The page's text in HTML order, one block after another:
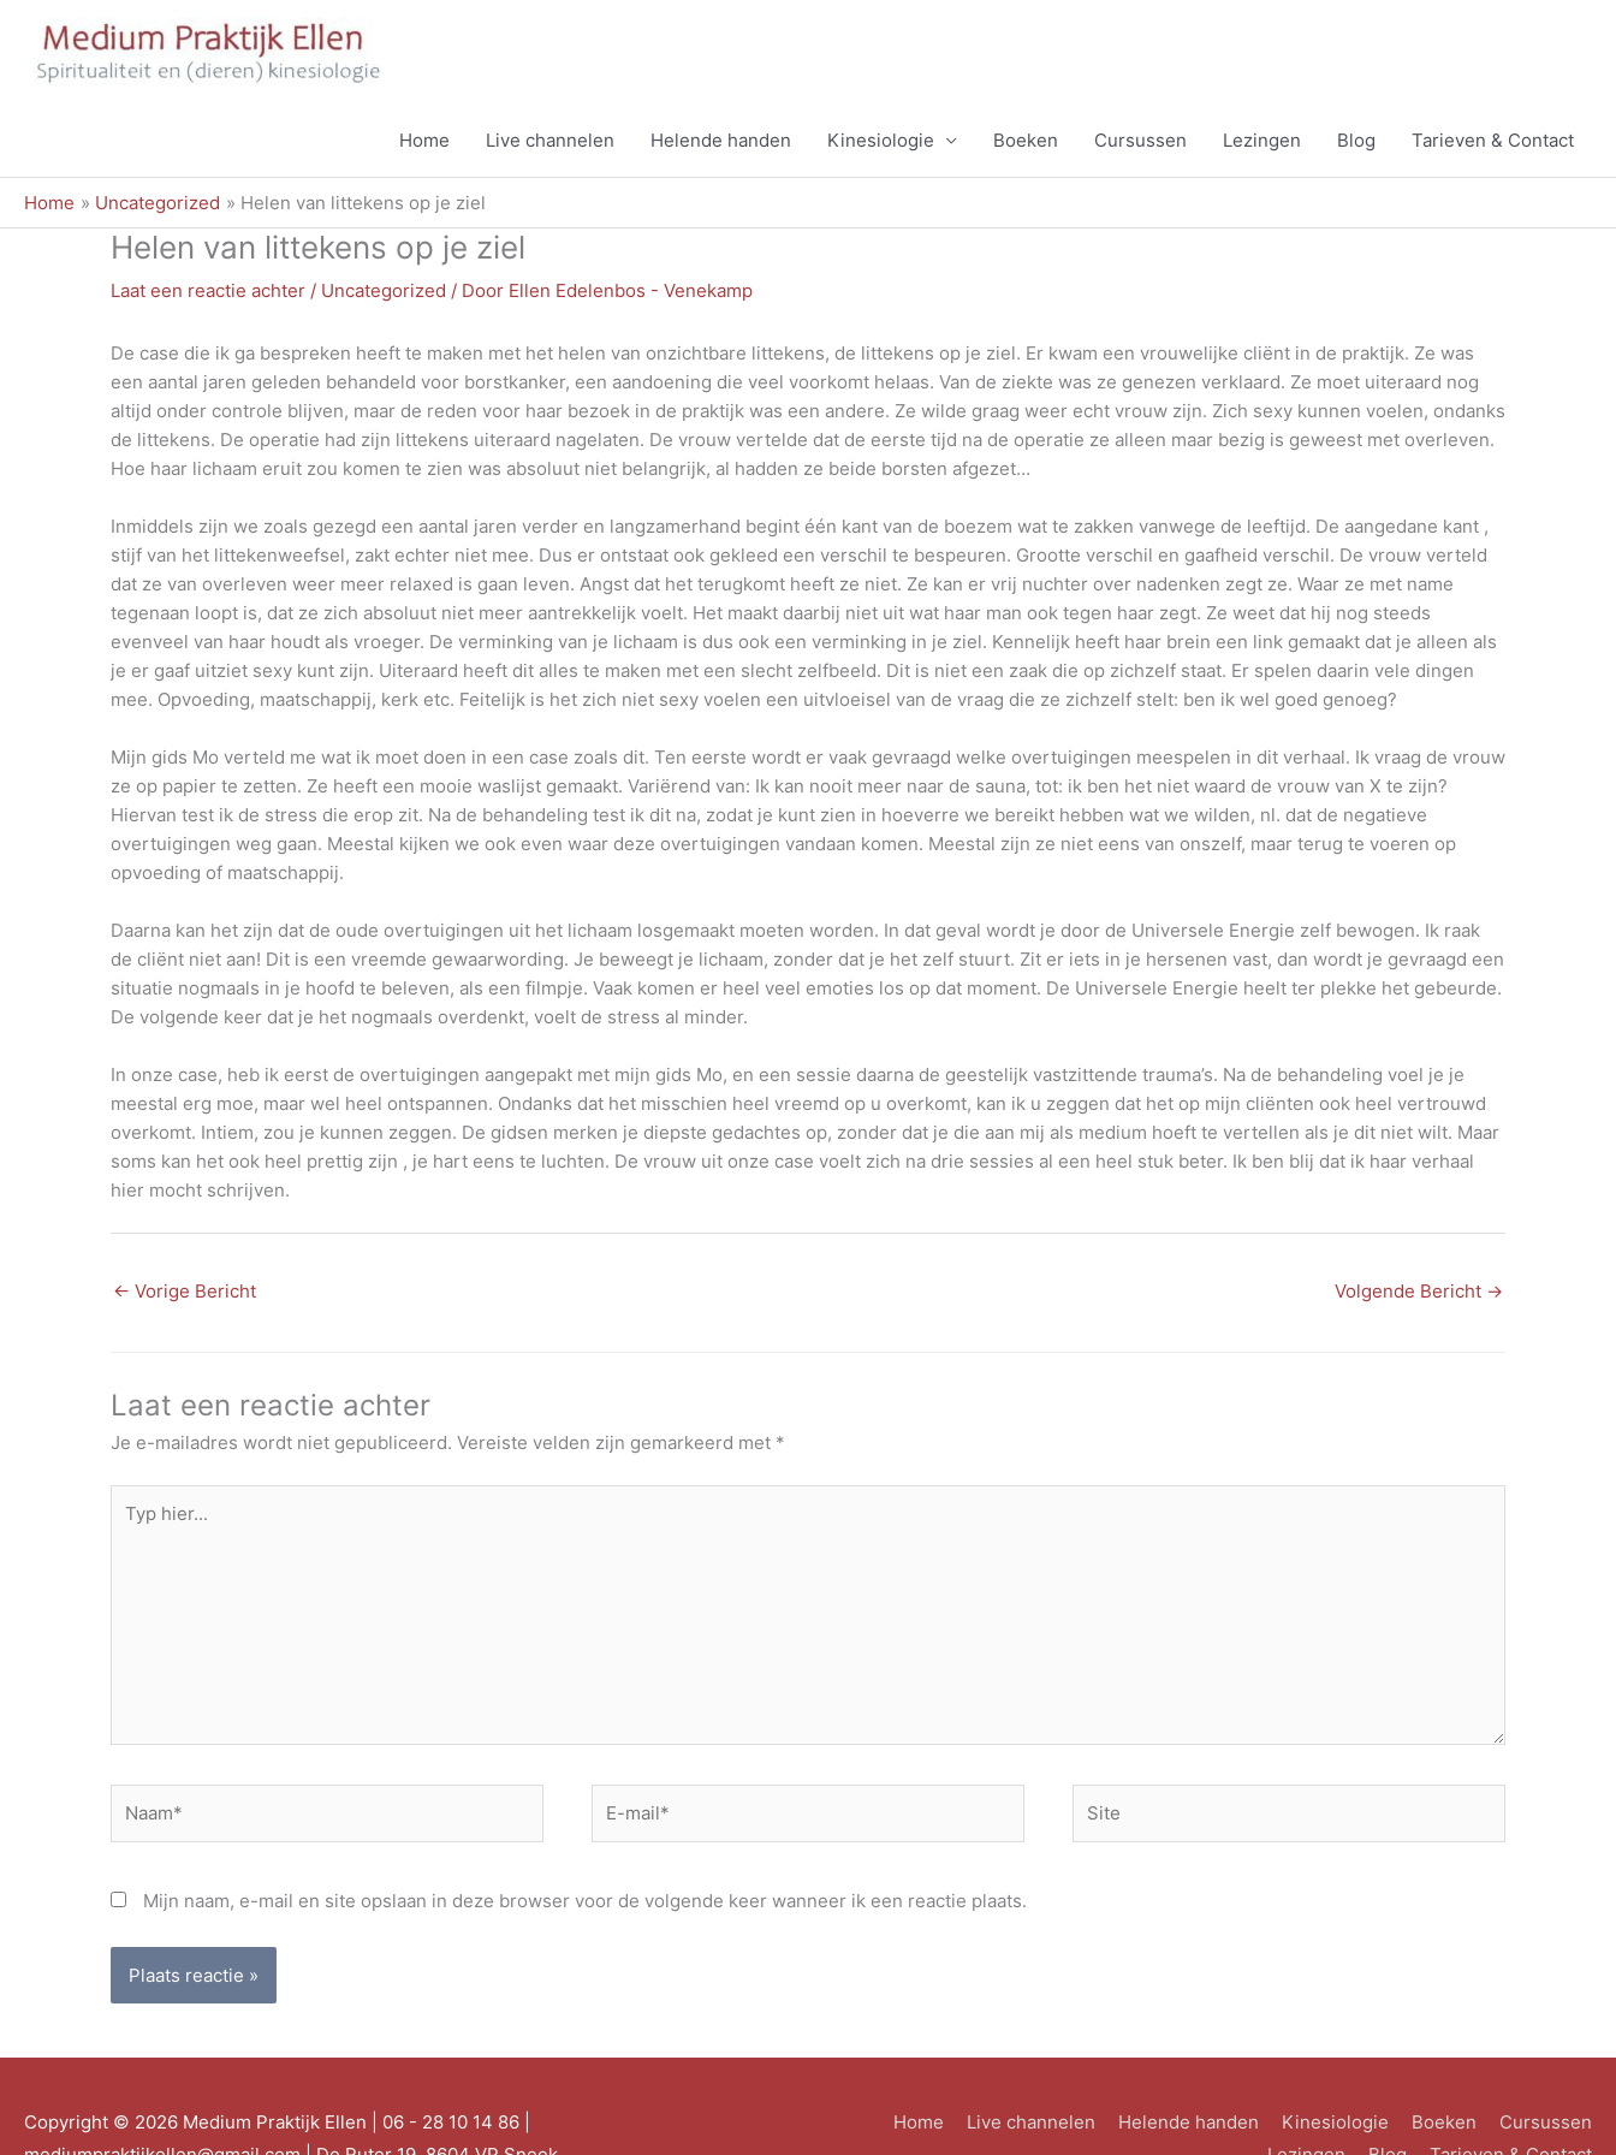
Home
Live channelen Helende handen Kinesiologie Boeken Cursussen Lezingen Blog Tarieven & Contact
Home Uncategorized Helen van littekens op je ziel
Helen van littekens op je ziel
Laat een reactie achter / Uncategorized / Door Ellen Edelenbos - Venekamp
De case die ik ga bespreken heeft te maken met het helen van onzichtbare littekens, de littekens op je ziel. Er kwam een vrouwelijke cliënt in de praktijk. Ze was
een aantal jaren geleden behandeld voor borstkanker, een aandoening die veel voorkomt helaas. Van de ziekte was ze genezen verklaard. Ze moet uiteraard nog
altijd onder controle blijven, maar de reden voor haar bezoek in de praktijk was een andere. Ze wilde graag weer echt vrouw zijn. Zich sexy kunnen voelen, ondanks
de littekens. De operatie had zijn littekens uiteraard nagelaten. De vrouw vertelde dat de eerste tijd na de operatie ze alleen maar bezig is geweest met overleven.
Hoe haar lichaam eruit zou komen te zien was absoluut niet belangrijk, al hadden ze beide borsten afgezet…
Inmiddels zijn we zoals gezegd een aantal jaren verder en langzamerhand begint één kant van de boezem wat te zakken vanwege de leeftijd. De aangedane kant ,
stijf van het littekenweefsel, zakt echter niet mee. Dus er ontstaat ook gekleed een verschil te bespeuren. Grootte verschil en gaafheid verschil. De vrouw verteld
dat ze van overleven weer meer relaxed is gaan leven. Angst dat het terugkomt heeft ze niet. Ze kan er vrij nuchter over nadenken zegt ze. Waar ze met name
tegenaan loopt is, dat ze zich absoluut niet meer aantrekkelijk voelt. Het maakt daarbij niet uit wat haar man ook tegen haar zegt. Ze weet dat hij nog steeds
evenveel van haar houdt als vroeger. De verminking van je lichaam is dus ook een verminking in je ziel. Kennelijk heeft haar brein een link gemaakt dat je alleen als
je er gaaf uitziet sexy kunt zijn. Uiteraard heeft dit alles te maken met een slecht zelfbeeld. Dit is niet een zaak die op zichzelf staat. Er spelen daarin vele dingen
mee. Opvoeding, maatschappij, kerk etc. Feitelijk is het zich niet sexy voelen een uitvloeisel van de vraag die ze zichzelf stelt: ben ik wel goed genoeg?
Mijn gids Mo verteld me wat ik moet doen in een case zoals dit. Ten eerste wordt er vaak gevraagd welke overtuigingen meespelen in dit verhaal. Ik vraag de vrouw
ze op papier te zetten. Ze heeft een mooie waslijst gemaakt. Variërend van: Ik kan nooit meer naar de sauna, tot: ik ben het niet waard de vrouw van X te zijn?
Hiervan test ik de stress die erop zit. Na de behandeling test ik dit na, zodat je kunt zien in hoeverre we bereikt hebben wat we wilden, nl. dat de negatieve
overtuigingen weg gaan. Meestal kijken we ook even waar deze overtuigingen vandaan komen. Meestal zijn ze niet eens van onszelf, maar terug te voeren op
opvoeding of maatschappij.
Daarna kan het zijn dat de oude overtuigingen uit het lichaam losgemaakt moeten worden. In dat geval wordt je door de Universele Energie zelf bewogen. Ik raak
de cliënt niet aan! Dit is een vreemde gewaarwording. Je beweegt je lichaam, zonder dat je het zelf stuurt. Zit er iets in je hersenen vast, dan wordt je gevraagd een
situatie nogmaals in je hoofd te beleven, als een filmpje. Vaak komen er heel veel emoties los op dat moment. De Universele Energie heelt ter plekke het gebeurde.
De volgende keer dat je het nogmaals overdenkt, voelt de stress al minder.
In onze case, heb ik eerst de overtuigingen aangepakt met mijn gids Mo, en een sessie daarna de geestelijk vastzittende trauma’s. Na de behandeling voel je je
meestal erg moe, maar wel heel ontspannen. Ondanks dat het misschien heel vreemd op u overkomt, kan ik u zeggen dat het op mijn cliënten ook heel vertrouwd
overkomt. Intiem, zou je kunnen zeggen. De gidsen merken je diepste gedachtes op, zonder dat je die aan mij als medium hoeft te vertellen als je dit niet wilt. Maar
soms kan het ook heel prettig zijn , je hart eens te luchten. De vrouw uit onze case voelt zich na drie sessies al een heel stuk beter. Ik ben blij dat ik haar verhaal
hier mocht schrijven.
← Vorige Bericht Volgende Bericht →
Laat een reactie achter
Je e-mailadres wordt niet gepubliceerd. Vereiste velden zijn gemarkeerd met *
hier...
mail*
Mijn naam, e-mail en site opslaan in deze browser voor de volgende keer wanneer ik een reactie plaats.
Copyright © 2026 Medium Praktijk Ellen | 06 - 28 10 14 86 |
Home Live channelen Helende handen Kinesiologie Boeken
Cursussen